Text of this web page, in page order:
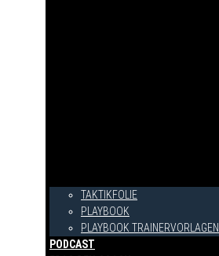
TAKTIKFOLIE
PLAYBOOK
PLAYBOOK TRAINERVORLAGEN
PODCAST